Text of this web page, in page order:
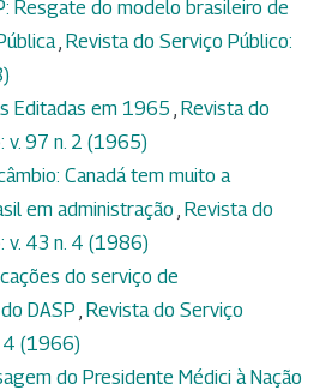
Resgate do modelo brasileiro de
Revista do Serviço Público:
Editadas em 1965 Revista do
v. 97 n. 2 (1965)
Canadá tem muito a
em administração Revista do
v. 43 n. 4 (1986)
do serviço de
DASP Revista do Serviço
4 (1966)
do Presidente Médici à Nação